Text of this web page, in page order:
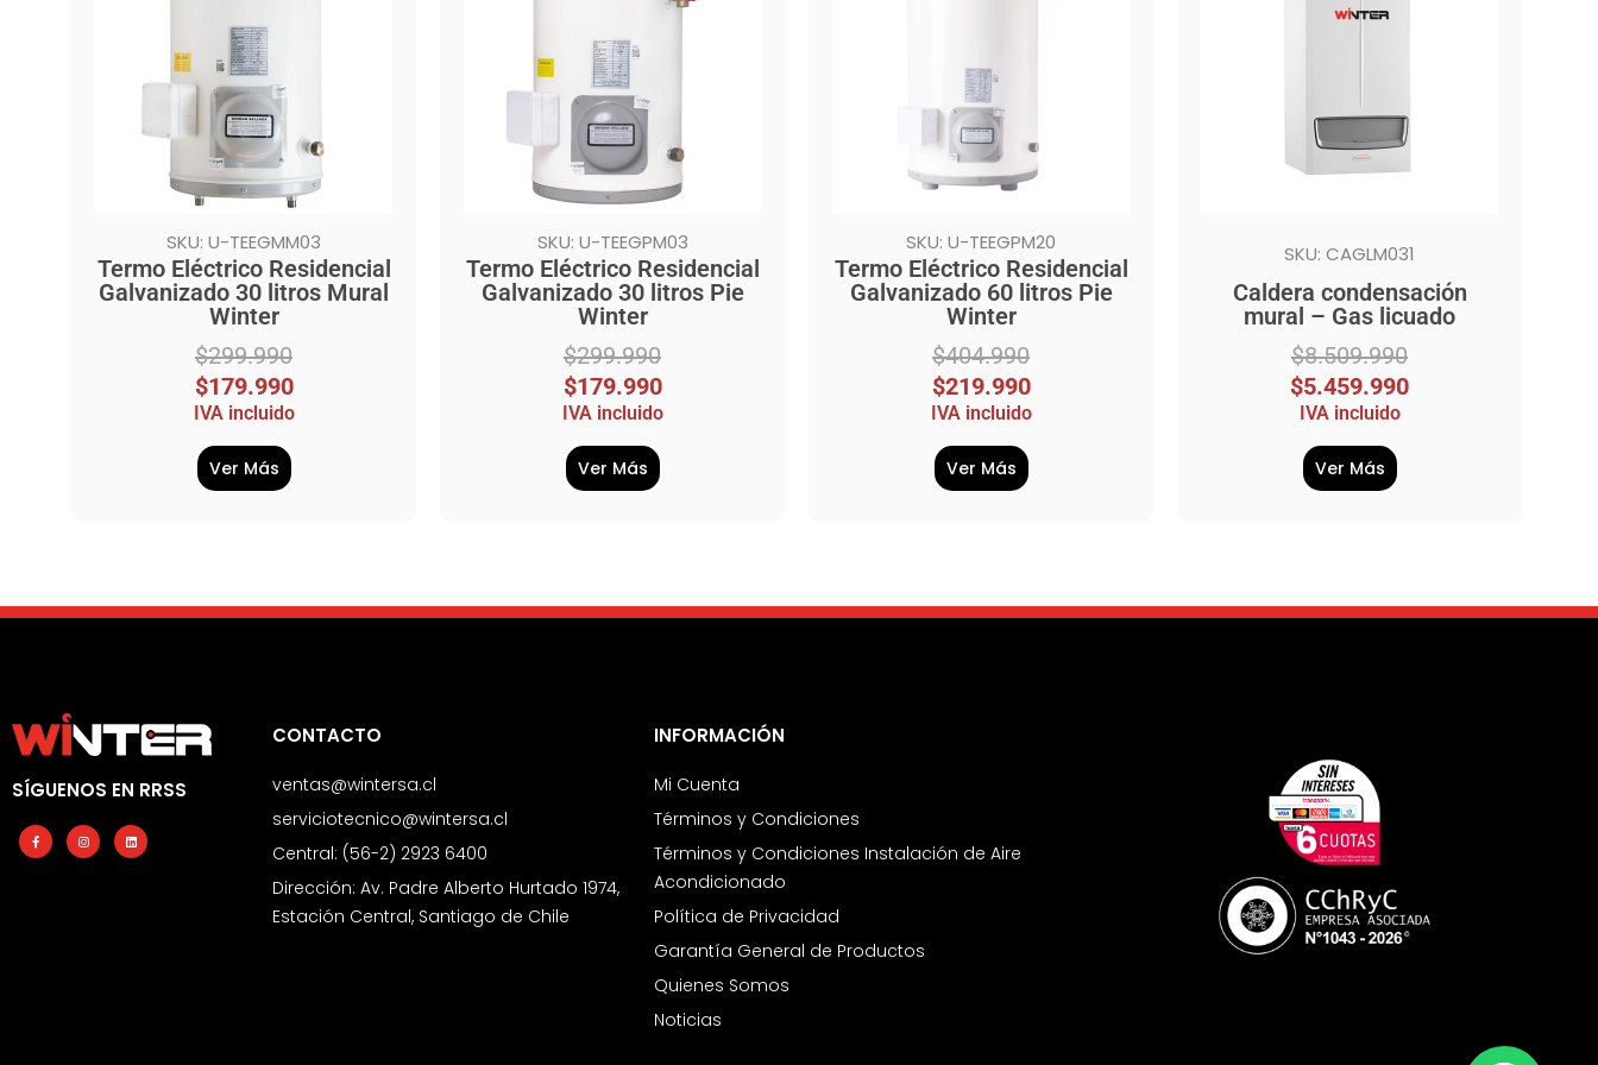
SKU: U-TEEGMM03
Termo Eléctrico Residencial
Galvanizado 30 litros Mural
Winter
$299.990
$179.990
IVA incluido
Ver Más
SKU: U-TEEGPM03
Termo Eléctrico Residencial
Galvanizado 30 litros Pie
Winter
$299.990
$179.990
IVA incluido
Ver Más
SKU: U-TEEGPM20
Termo Eléctrico Residencial
Galvanizado 60 litros Pie
Winter
$404.990
$219.990
IVA incluido
Ver Más
SKU: CAGLM031
Caldera condensación
mural – Gas licuado
$8.509.990
$5.459.990
IVA incluido
Ver Más
SÍGUENOS EN RRSS
Facebook-
f
InstagramLinkedin
CONTACTO
ventas@wintersa.cl
serviciotecnico@wintersa.cl
Central: (56-2) 2923 6400
Dirección: Av. Padre Alberto Hurtado 1974,
Estación Central, Santiago de Chile
INFORMACIÓN
Mi Cuenta
Términos y Condiciones
Términos y Condiciones Instalación de Aire
Acondicionado
Política de Privacidad
Garantía General de Productos
Quienes Somos
Noticias